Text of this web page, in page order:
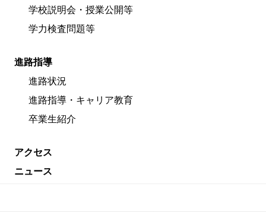
学校説明会・授業公開等
学力検査問題等
進路指導
進路状況
進路指導・キャリア教育
卒業生紹介
アクセス
ニュース